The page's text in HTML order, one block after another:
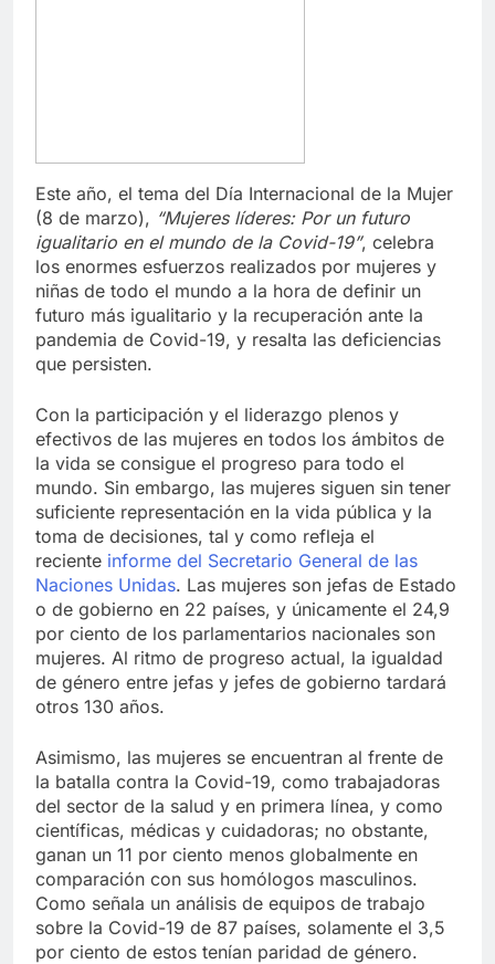
Este año, el tema del Día Internacional de la Mujer
(8 de marzo), “Mujeres líderes: Por un futuro
igualitario en el mundo de la Covid-19”, celebra
los enormes esfuerzos realizados por mujeres y
niñas de todo el mundo a la hora de definir un
futuro más igualitario y la recuperación ante la
pandemia de Covid-19, y resalta las deficiencias
que persisten.
Con la participación y el liderazgo plenos y
efectivos de las mujeres en todos los ámbitos de
la vida se consigue el progreso para todo el
mundo. Sin embargo, las mujeres siguen sin tener
suficiente representación en la vida pública y la
toma de decisiones, tal y como refleja el
reciente informe del Secretario General de las
Naciones Unidas. Las mujeres son jefas de Estado
o de gobierno en 22 países, y únicamente el 24,9
por ciento de los parlamentarios nacionales son
mujeres. Al ritmo de progreso actual, la igualdad
de género entre jefas y jefes de gobierno tardará
otros 130 años.
Asimismo, las mujeres se encuentran al frente de
la batalla contra la Covid-19, como trabajadoras
del sector de la salud y en primera línea, y como
científicas, médicas y cuidadoras; no obstante,
ganan un 11 por ciento menos globalmente en
comparación con sus homólogos masculinos.
Como señala un análisis de equipos de trabajo
sobre la Covid-19 de 87 países, solamente el 3,5
por ciento de estos tenían paridad de género.